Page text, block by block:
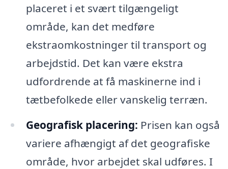
placeret i et svært tilgængeligt
område, kan det medføre
ekstraomkostninger til transport og
arbejdstid. Det kan være ekstra
udfordrende at få maskinerne ind i
tætbefolkede eller vanskelig terræn.
Geografisk placering: Prisen kan også
variere afhængigt af det geografiske
område, hvor arbejdet skal udføres. I